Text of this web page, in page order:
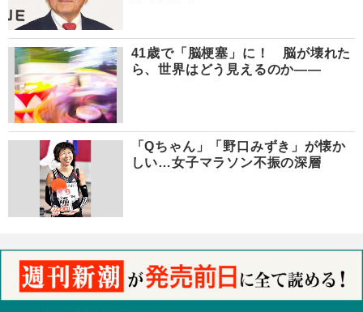
41歳で「脳梗塞」に！ 脳が壊れた
ら、世界はどう見えるのか――
「Qちゃん」「野口みずき」が懐か
しい…女子マラソン不振の深層